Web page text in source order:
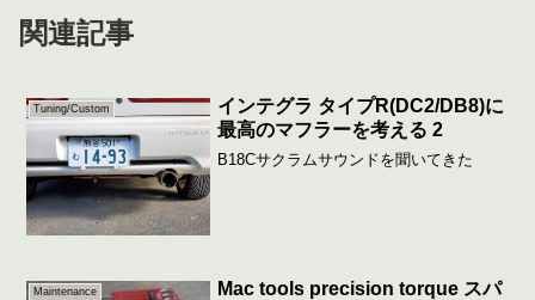
関連記事
Tuning/Custom
インテグラ タイプR(DC2/DB8)に
最高のマフラーを考える 2
B18Cサクラムサウンドを聞いてきた
Maintenance
Mac tools precision torque スパ